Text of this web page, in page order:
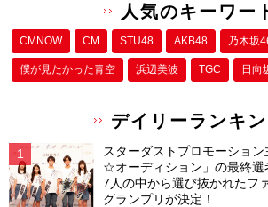
人気のキーワー
CMNOW CM STU48 AKB48 乃木坂
僕が⾒たかった⻘空 浜辺美波 TGC 日向
デイリーランキ
スターダストプロモーショ
☆オーディション」の最終選
7人の中から選び抜かれたフ
グランプリが決定！